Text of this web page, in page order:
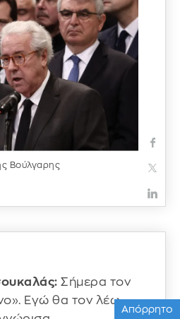
Βούλγαρης
Σήμερα τον
Εγώ θα τον λέω
Απόρρητο